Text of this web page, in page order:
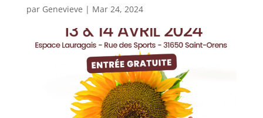
par Genevieve | Mar 24, 2024